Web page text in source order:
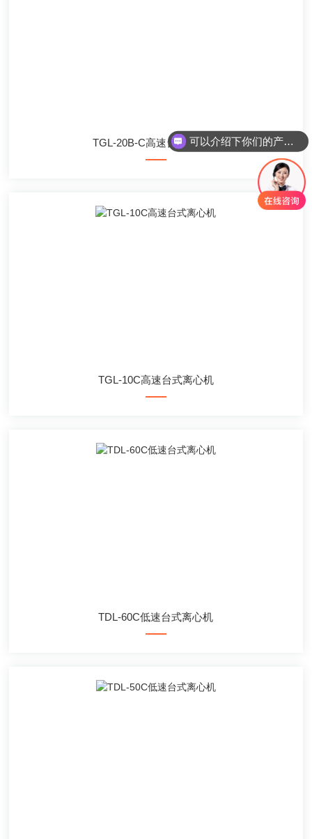
TGL-20B-C高速台式离心机
TGL-10C高速台式离心机
TDL-60C低速台式离心机
你们是怎么收费的呢